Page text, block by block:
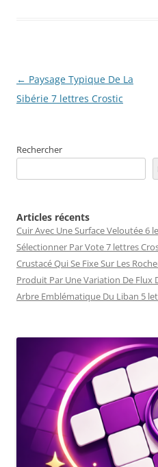
Navigation
des
← Paysage Typique De La
Sibérie 7 lettres Crostic
Rechercher
Articles récents
Cuir Avec Une Surface Veloutée 6
Sélectionner Par Vote 7 lettres
Crustacé Qui Se Fixe Sur Les
Produit Par Une Variation De Flux
Arbre Emblématique Du Liban 5